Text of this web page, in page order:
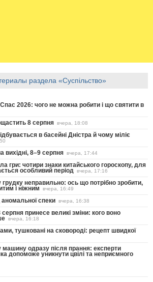
раздела «Суспільство»
2026: чого не можна робити і що святити в
8 серпня вчера, 18:08
в басейні Дністра й чому міліє
вихідні, 8–9 серпня вчера, 17:44
гри: чотири знаки китайського гороскопу, для
особливий період вчера, 17:16
грудку неправильно: ось що потрібно зробити,
і ніжним вчера, 16:49
аномальної спеки вчера, 16:38
принесе великі зміни: кого воно
вчера, 16:18
тушковані на сковороді: рецепт швидкої
машину одразу після прання: експерти
допоможе уникнути цвілі та неприємного